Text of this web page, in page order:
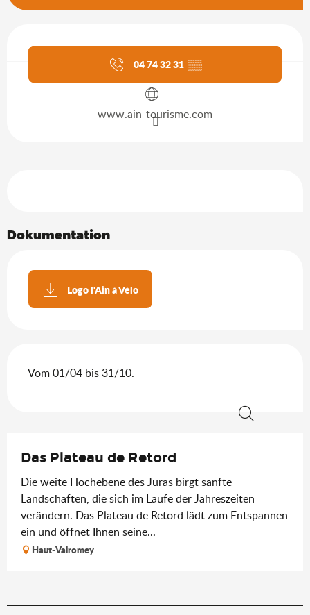
Aktuelle Agenda
04 74 32 31 ▒▒
www.ain-tourisme.com
Dokumentation
Logo l'Ain à Vélo
Vom 01/04 bis 31/10.
Das Plateau de Retord
Die weite Hochebene des Juras birgt sanfte
Landschaften, die sich im Laufe der Jahreszeiten
verändern. Das Plateau de Retord lädt zum Entspannen
ein und öffnet Ihnen seine...
Haut-Valromey